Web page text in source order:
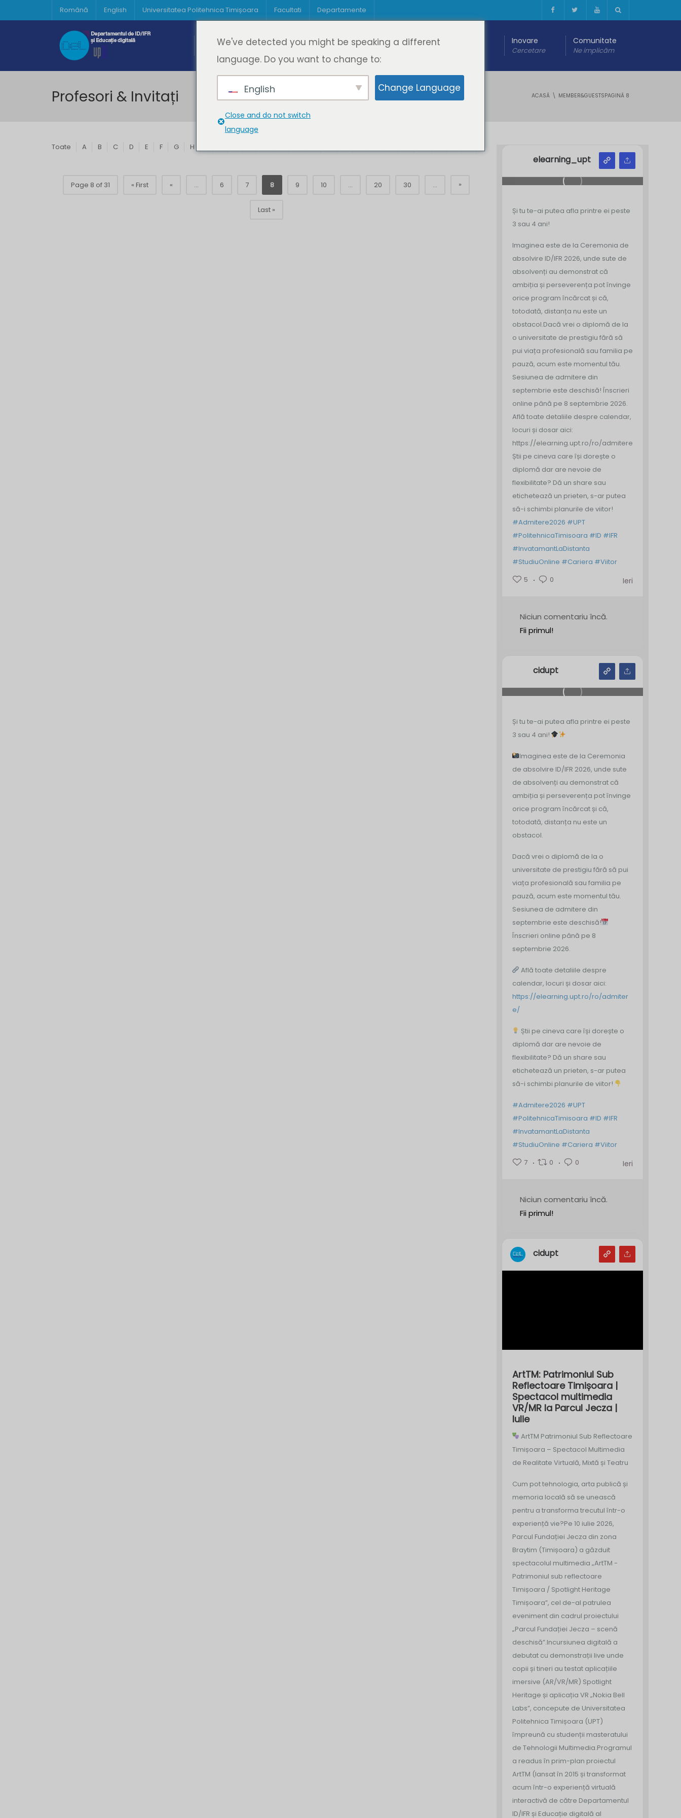
Română English Universitatea Politehnica Timișoara Facultati Departamente
Acasă Despre DeL
Cine suntem
Educație
Oferta de cursuri
Educație digitală Inovare
Cercetare
Comunitate
Ne implicăm
Profesori & Invitați ACASĂ MEMBER&GUESTSPAGINĂ 8
Toate A B C D E F G H
Page 8 of 31 « First « ... 6 7 8 9 10 ... 20 30 ... »
Last »
elearning_upt
Și tu te-ai putea afla printre ei peste
3 sau 4 ani!
Imaginea este de la Ceremonia de
absolvire ID/IFR 2026, unde sute de
absolvenți au demonstrat că
ambiția și perseverența pot învinge
orice program încărcat și că,
totodată, distanța nu este un
obstacol.Dacă vrei o diplomă de la
o universitate de prestigiu fără să
pui viața profesională sau familia pe
pauză, acum este momentul tău.
Sesiunea de admitere din
septembrie este deschisă! Înscrieri
online până pe 8 septembrie 2026.
Află toate detaliile despre calendar,
locuri și dosar aici:
https://elearning.upt.ro/ro/admitere/
Știi pe cineva care își dorește o
diplomă dar are nevoie de
flexibilitate? Dă un share sau
etichetează un prieten, s-ar putea
să-i schimbi planurile de viitor!
#Admitere2026 #UPT
#PolitehnicaTimisoara #ID #IFR
#InvatamantLaDistanta
#StudiuOnline #Cariera #Viitor
5
0 Ieri
Niciun comentariu încă.
Fii primul!
cidupt
Și tu te-ai putea afla printre ei peste
3 sau 4 ani!
Imaginea este de la Ceremonia
de absolvire ID/IFR 2026, unde sute
de absolvenți au demonstrat că
ambiția și perseverența pot învinge
orice program încărcat și că,
totodată, distanța nu este un
obstacol.
Dacă vrei o diplomă de la o
universitate de prestigiu fără să pui
viața profesională sau familia pe
pauză, acum este momentul tău.
Sesiunea de admitere din
septembrie este deschisă!
Înscrieri online până pe 8
septembrie 2026.
Află toate detaliile despre
calendar, locuri și dosar aici:
https://elearning.upt.ro/ro/admiter
e/
Știi pe cineva care își dorește o
diplomă dar are nevoie de
flexibilitate? Dă un share sau
etichetează un prieten, s-ar putea
să-i schimbi planurile de viitor!
#Admitere2026 #UPT
#PolitehnicaTimisoara #ID #IFR
#InvatamantLaDistanta
#StudiuOnline #Cariera #Viitor
7
0 0 Ieri
Niciun comentariu încă.
Fii primul!
cidupt
ArtTM: Patrimoniul Sub
Reflectoare Timișoara |
Spectacol multimedia
VR/MR la Parcul Jecza |
Iulie
ArtTM Patrimoniul Sub Reflectoare
Timișoara – Spectacol Multimedia
de Realitate Virtuală, Mixtă și Teatru
Cum pot tehnologia, arta publică și
memoria locală să se unească
pentru a transforma trecutul într-o
experiență vie?Pe 10 iulie 2026,
Parcul Fundației Jecza din zona
Braytim (Timișoara) a găzduit
spectacolul multimedia „ArtTM -
Patrimoniul sub reflectoare
Timișoara / Spotlight Heritage
Timișoara”, cel de-al patrulea
eveniment din cadrul proiectului
„Parcul Fundației Jecza – scenă
deschisă”.Incursiunea digitală a
debutat cu demonstrații live unde
copii și tineri au testat aplicațiile
imersive (AR/VR/MR) Spotlight
Heritage și aplicația VR „Nokia Bell
Labs”, concepute de Universitatea
Politehnica Timișoara (UPT)
împreună cu studenții masteratului
de Tehnologii Multimedia.Programul
a readus în prim-plan proiectul
ArtTM (lansat în 2015 și transformat
acum într-o experiență virtuală
interactivă de către Departamentul
ID/IFR și Educație digitală al
We've detected you might be speaking a different
language. Do you want to change to:
English Change Language
Close and do not switch
language